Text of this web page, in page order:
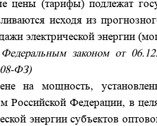
цены (тарифы) подлежат
исходя из
электрической энергии
Федеральным законом от
ФЗ)
на мощность,
Российской Федерации, в
энергии субъектов